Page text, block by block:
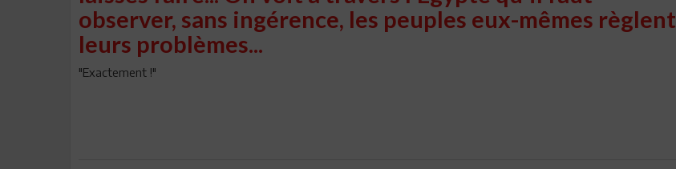
observer, sans ingérence, les peuples eux-mêmes règlent
leurs problèmes...
"Exactement !"